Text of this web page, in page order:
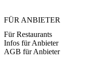
FÜR ANBIETER
Für Restaurants
Infos für Anbieter
AGB für Anbieter